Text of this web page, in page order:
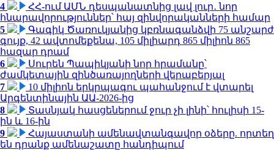
4
ՀՀ-ում ԱՄՆ դեսպանատնից լավ լուր․ նոր
հնարավորություններ՝ հայ զինվորականների համար
5
Գագիկ Ծառուկյանից կբռնագանձվի 75 անշարժ
գույք, 42 ավտոմեքենա, 105 միլիարդ 865 միլիոն 865
հազար դրամ
6
Սուրեն Պապիկյանի նոր հրամանը՝
ժամկետային զինծառայողների վերաբերյալ
7
10 միլիոն երկրպագու պահանջում է վտարել
Արգենտինային ԱԱ-2026-ից
8
Տասնյակ հասցեներում ջուր չի լինի՝ հուլիսի 15-
ին և 16-ին
9
Հայաստանի ամենավտանգավոր օձերը. որտեղ
են դրանք ամենաշատը հանդիպում